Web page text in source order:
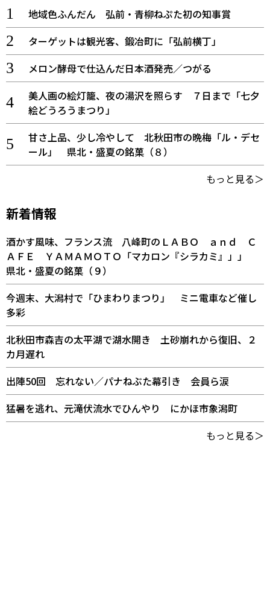
地域色ふんだん 弘前・青柳ねぷた初の知事賞
ターゲットは観光客、鍛冶町に「弘前横丁」
メロン酵母で仕込んだ日本酒発売／つがる
美人画の絵灯籠、夜の湯沢を照らす ７日まで「七夕
絵どうろうまつり」
甘さ上品、少し冷やして 北秋田市の晩梅「ル・デセ
ール」 県北・盛夏の銘菓（８）
もっと見る＞
新着情報
酒かす風味、フランス流 八峰町のＬＡＢＯ ａｎｄ Ｃ
ＡＦＥ ＹＡＭＡＭＯＴＯ「マカロン『シラカミ』」」
県北・盛夏の銘菓（９）
今週末、大潟村で「ひまわりまつり」 ミニ電車など催し
多彩
北秋田市森吉の太平湖で湖水開き 土砂崩れから復旧、２
カ月遅れ
出陣50回 忘れない／パナねぶた幕引き 会員ら涙
猛暑を逃れ、元滝伏流水でひんやり にかほ市象潟町
もっと見る＞